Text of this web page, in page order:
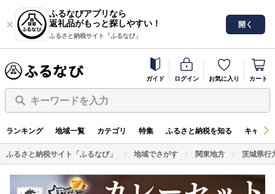
ふるなびアプリなら
返礼品がもっと探しやすい！
ふるさと納税サイト「ふるなび」
開く
ガイド ログイン お気に入り カート
キーワードを入力
ランキング 地域一覧 カテゴリ 特集 ふるさと納税を知る キャン
ふるさと納税サイト「ふるなび」 地域でさがす 関東地方 茨城県行